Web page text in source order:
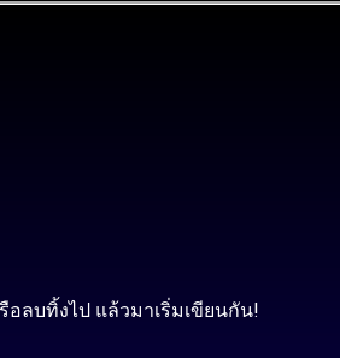
ลบทิ้งไป แล้วมาเริ่มเขียนกัน!